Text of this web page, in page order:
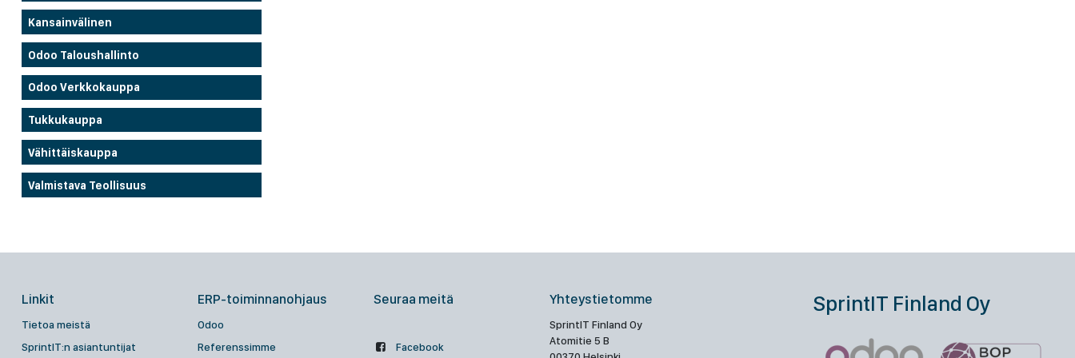
Kansainvälinen
Odoo Taloushallinto
Odoo Verkkokauppa
Tukkukauppa
Vähittäiskauppa
Valmistava Teollisuus
Linkit
Tietoa meistä
SprintIT:n asiantuntijat
ERP-toiminnanohjaus
Odoo
Referenssimme
Seuraa meitä
Facebook
Yhteystietomme
SprintIT Finland Oy
Atomitie 5 B
SprintIT Finland Oy